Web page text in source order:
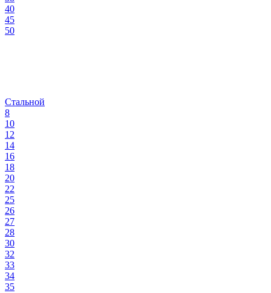
40
45
50
Стальной
8
10
12
14
16
18
20
22
25
26
27
28
30
32
33
34
35